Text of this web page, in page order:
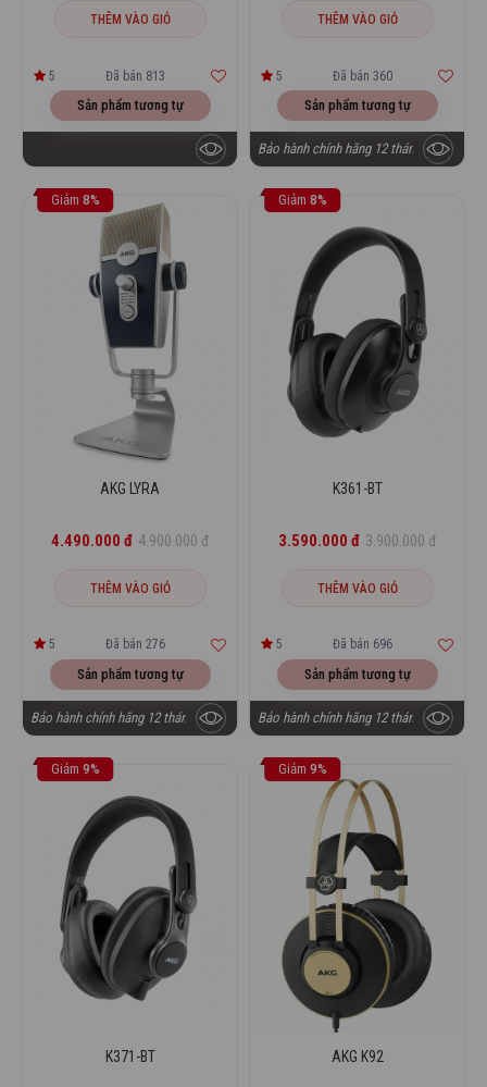
THÊM VÀO GIỎ
5 Đã bán 813
Sản phẩm tương tự
THÊM VÀO GIỎ
5 Đã bán 360
Sản phẩm tương tự
Bảo hành chính hãng 12 tháng
Giảm 8%
AKG LYRA
4.490.000 đ 4.900.000 đ
THÊM VÀO GIỎ
5 Đã bán 276
Sản phẩm tương tự
Bảo hành chính hãng 12 tháng
Giảm 8%
K361-BT
3.590.000 đ 3.900.000 đ
THÊM VÀO GIỎ
5 Đã bán 696
Sản phẩm tương tự
Bảo hành chính hãng 12 tháng
Giảm 9%
K371-BT
Giảm 9%
AKG K92